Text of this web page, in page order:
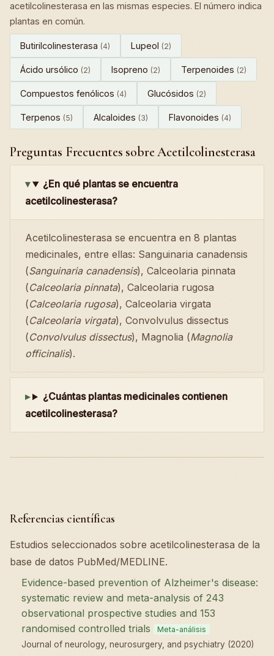
acetilcolinesterasa en las mismas especies. El número indica
plantas en común.
Butirilcolinesterasa (4) Lupeol (2)
Ácido ursólico (2) Isopreno (2) Terpenoides (2)
Compuestos fenólicos (4) Glucósidos (2)
Terpenos (5) Alcaloides (3) Flavonoides (4)
Preguntas Frecuentes sobre Acetilcolinesterasa
¿En qué plantas se encuentra
acetilcolinesterasa?
Acetilcolinesterasa se encuentra en 8 plantas
medicinales, entre ellas: Sanguinaria canadensis
(Sanguinaria canadensis), Calceolaria pinnata
(Calceolaria pinnata), Calceolaria rugosa
(Calceolaria rugosa), Calceolaria virgata
(Calceolaria virgata), Convolvulus dissectus
(Convolvulus dissectus), Magnolia (Magnolia
officinalis).
¿Cuántas plantas medicinales contienen
acetilcolinesterasa?
Referencias científicas
Estudios seleccionados sobre acetilcolinesterasa de la
base de datos PubMed/MEDLINE.
Evidence-based prevention of Alzheimer's disease:
systematic review and meta-analysis of 243
observational prospective studies and 153
randomised controlled trials
Meta-análisis
Journal of neurology, neurosurgery, and psychiatry (2020)